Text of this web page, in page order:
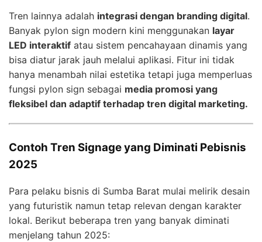
Tren lainnya adalah integrasi dengan branding digital.
Banyak pylon sign modern kini menggunakan layar
LED interaktif atau sistem pencahayaan dinamis yang
bisa diatur jarak jauh melalui aplikasi. Fitur ini tidak
hanya menambah nilai estetika tetapi juga memperluas
fungsi pylon sign sebagai media promosi yang
fleksibel dan adaptif terhadap tren digital marketing.
Contoh Tren Signage yang Diminati Pebisnis
2025
Para pelaku bisnis di Sumba Barat mulai melirik desain
yang futuristik namun tetap relevan dengan karakter
lokal. Berikut beberapa tren yang banyak diminati
menjelang tahun 2025: